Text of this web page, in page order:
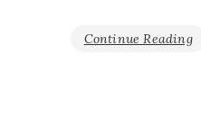
Continue Reading